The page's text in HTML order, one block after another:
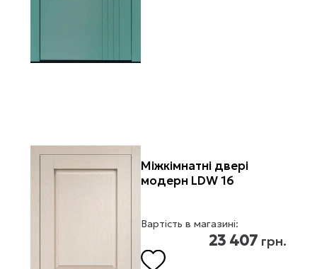
Міжкімнатні двері
модерн LDW 16
Вартість в магазині:
23 407 грн.